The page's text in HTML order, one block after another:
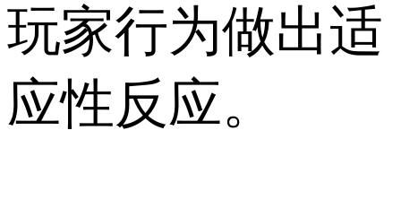
玩家行为做出适
应性反应。